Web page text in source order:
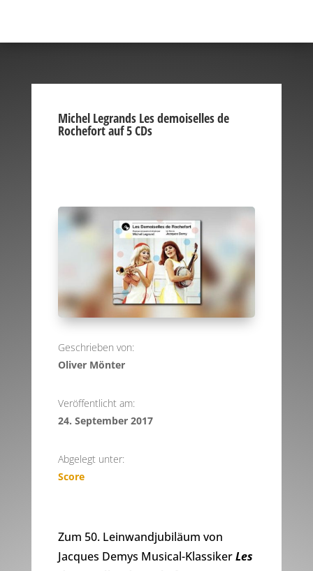
Michel Legrands Les demoiselles de
Rochefort auf 5 CDs
Geschrieben von:
Oliver Mönter
Veröffentlicht am:
24. September 2017
Abgelegt unter:
Score
Zum 50. Leinwandjubiläum von
Jacques Demys Musical-KlassikerLes